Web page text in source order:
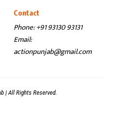
Contact
Phone: +91 93130 93131
Email:
actionpunjab@gmail.com
| All Rights Reserved.